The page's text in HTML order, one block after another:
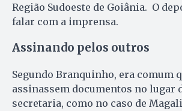
Região Sudoeste de Goiânia. O
falar com a imprensa.
Assinando pelos outros
Segundo Branquinho, era comum
assinassem documentos no lugar
secretaria, como no caso de